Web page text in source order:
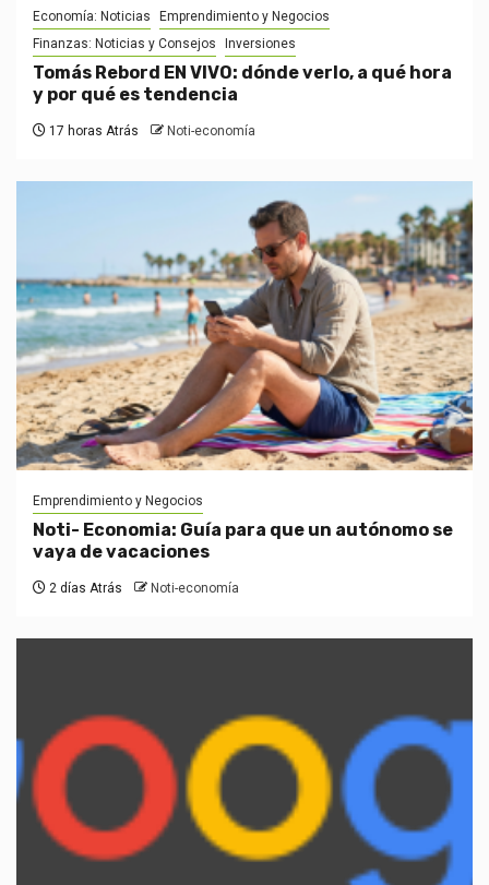
Economía: Noticias
Emprendimiento y Negocios
Finanzas: Noticias y Consejos
Inversiones
Tomás Rebord EN VIVO: dónde verlo, a qué hora
y por qué es tendencia
17 horas Atrás Noti-economía
Emprendimiento y Negocios
Noti- Economia: Guía para que un autónomo se
vaya de vacaciones
2 días Atrás Noti-economía